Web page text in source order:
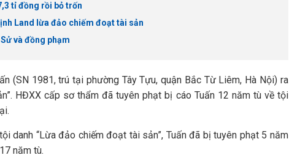
tỉ đồng rồi bỏ trốn
Land lừa đảo chiếm đoạt tài sản
và đồng phạm
(SN 1981, trú tại phường Tây Tựu, quận Bắc Từ Liêm, Hà Nội) ra
HĐXX cấp sơ thẩm đã tuyên phạt bị cáo Tuấn 12 năm tù về tội
danh “Lừa đảo chiếm đoạt tài sản”, Tuấn đã bị tuyên phạt 5 năm
năm tù.